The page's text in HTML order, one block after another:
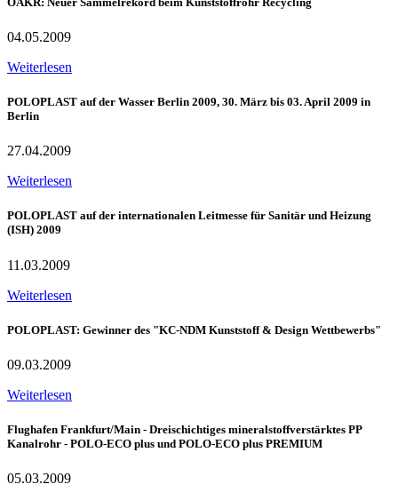
04.05.2009
Weiterlesen
POLOPLAST auf der Wasser Berlin 2009, 30. März bis 03. April 2009 in
Berlin
27.04.2009
Weiterlesen
POLOPLAST auf der internationalen Leitmesse für Sanitär und Heizung
(ISH) 2009
11.03.2009
Weiterlesen
POLOPLAST: Gewinner des "KC-NDM Kunststoff & Design Wettbewerbs"
09.03.2009
Weiterlesen
Flughafen Frankfurt/Main - Dreischichtiges mineralstoffverstärktes PP
Kanalrohr - POLO-ECO plus und POLO-ECO plus PREMIUM
05.03.2009